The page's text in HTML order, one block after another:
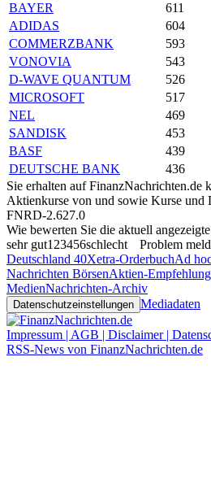
BAYER
611
ADIDAS
604
COMMERZBANK
593
VONOVIA
543
D-WAVE QUANTUM
526
MICROSOFT
517
NEL
469
SANDISK
453
BASF
439
DEUTSCHE BANK
436
Sie erhalten auf FinanzNachrichten.de
Aktienkurse von und sowie Kurse und
FNRD-2.627.0
Wie bewerten Sie die aktuell
sehr gut1 23456schlecht
Problem
Deutschland 40Xetra-OrderbuchAd
Nachrichten BörsenAktien-
MedienNachrichten-Archiv
Datenschutzeinstellungen Mediadaten
Impressum | AGB | Disclaimer |
RSS-News von FinanzNachrichten.de